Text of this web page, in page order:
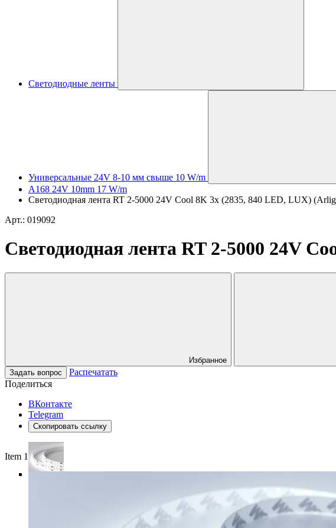
Светодиодные ленты
Универсальные 24V 8-10 мм свыше 10 W/m
A168 24V 10mm 17 W/m
Светодиодная лента RT 2-5000 24V Cool 8K 3x (2835, 840 LED, LUX)
Арт.: 019092
Светодиодная лента RT 2-5000 24V
Избранное
Задать вопрос
Распечатать
Поделиться
ВКонтакте
Telegram
Скопировать ссылку
Item 1 of 5